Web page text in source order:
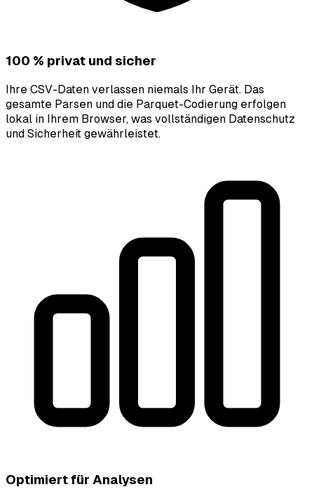
100 % privat und sicher
Ihre CSV-Daten verlassen niemals Ihr Gerät. Das
gesamte Parsen und die Parquet-Codierung erfolgen
lokal in Ihrem Browser, was vollständigen Datenschutz
und Sicherheit gewährleistet.
Optimiert für Analysen